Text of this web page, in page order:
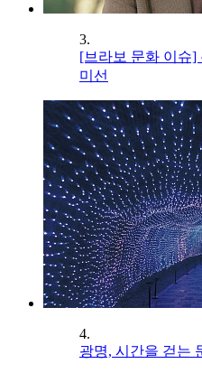
3.
[브라보 문화 이슈]
미선
4.
광명, 시간을 걷는